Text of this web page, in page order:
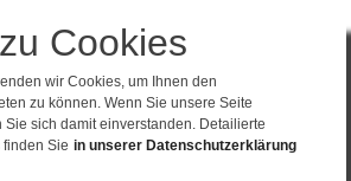
Cookies
wir Cookies, um Ihnen den
zu können. Wenn Sie unsere Seite
sich damit einverstanden. Detailierte
finden Sie in unserer Datenschutzerklärung
Lösungen und zuverlässigem Service. So
die nicht nur optisch begeistern, sondern auch ein
für Tiere und Pflanzen schaffen.